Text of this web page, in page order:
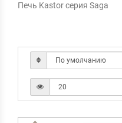
Печь Kastor серия Saga